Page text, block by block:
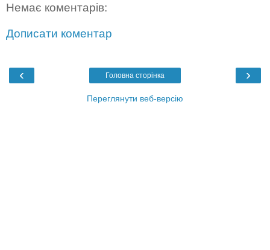
Немає коментарів:
Дописати коментар
‹ ›
Головна сторінка
Переглянути веб-версію